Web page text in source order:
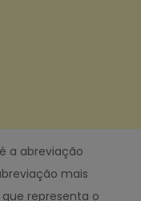
a abreviação
mais
representa o